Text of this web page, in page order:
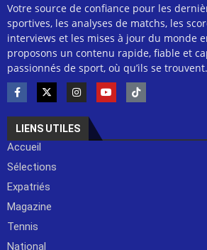
Votre source de confiance pour les
sportives, les analyses de matchs, les
interviews et les mises à jour du monde
proposons un contenu rapide, fiable et
passionnés de sport, où qu’ils se trouvent.
LIENS UTILES
Accueil
Sélections
Expatriés
Magazine
Tennis
National